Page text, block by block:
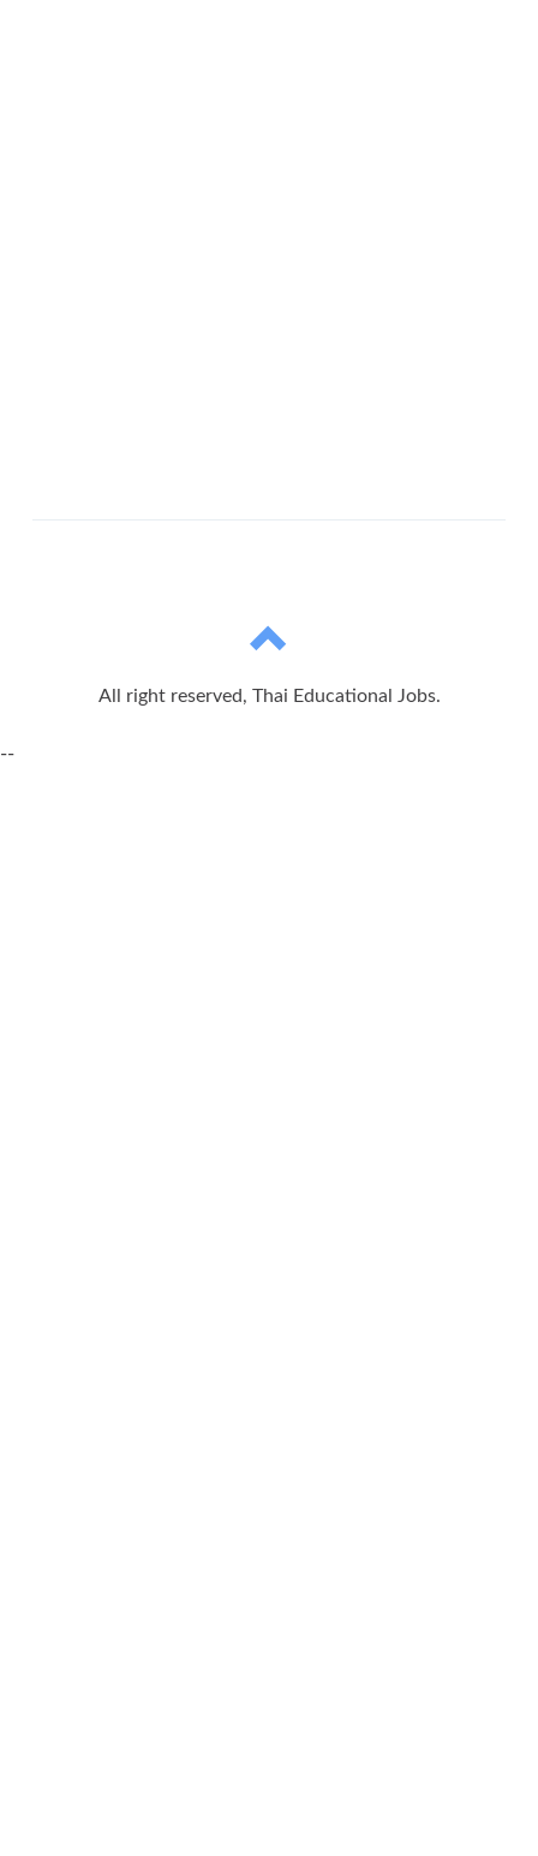
All right reserved, Thai Educational Jobs.
--